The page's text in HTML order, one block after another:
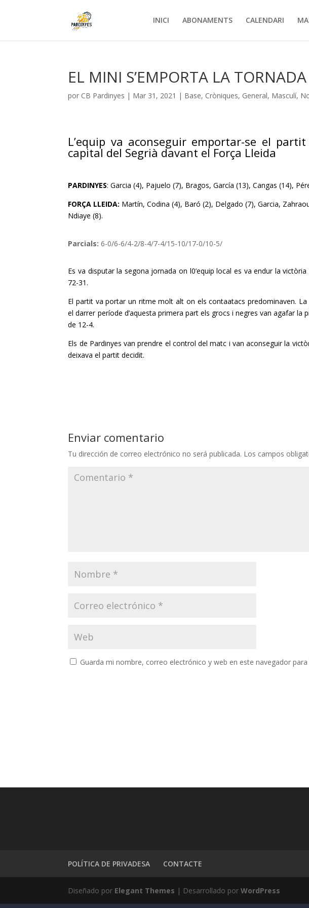
INICI ABONAMENTS CALENDARI
EL MINI S’EMPORTA LA TORNADA
por CB Pardinyes | Mar 31, 2021 | Base, Cròniques, General, Masculí,
L’equip va aconseguir emportar-se el
capital del Segrià davant el Força Lleida
PARDINYES: Garcia (4), Pajuelo (7), Bragos, García (13), Cangas (14),
FORÇA LLEIDA: Martín, Codina (4), Baró (2), Delgado (7), Garcia,
Ndiaye (8).
Parcials:6-0/6-6/4-2/8-4/7-4/15-10/17-0/10-5/
Es va disputar la segona jornada on l0’equip local es va endur la
72-31.
El partit va portar un ritme molt alt on els contaatacs predominaven.
el darrer període d’aquesta primera part els grocs i negres van agafar la
de 12-4.
Els de Pardinyes van prendre el control del matc i van aconseguir la
deixava el partit decidit.
Enviar comentario
Tu dirección de correo electrónico no será publicada. Los campos
Guarda mi nombre, correo electrónico y web en este navegador
POLÍTICA DE PRIVADESA CONTACTE
Diseñado por Elegant Themes | Desarrollado porWordPress